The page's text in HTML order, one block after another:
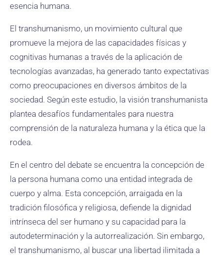
esencia humana.
El transhumanismo, un movimiento cultural que
promueve la mejora de las capacidades físicas y
cognitivas humanas a través de la aplicación de
tecnologías avanzadas, ha generado tanto expectativas
como preocupaciones en diversos ámbitos de la
sociedad. Según este estudio, la visión transhumanista
plantea desafíos fundamentales para nuestra
comprensión de la naturaleza humana y la ética que la
rodea.
En el centro del debate se encuentra la concepción de
la persona humana como una entidad integrada de
cuerpo y alma. Esta concepción, arraigada en la
tradición filosófica y religiosa, defiende la dignidad
intrínseca del ser humano y su capacidad para la
autodeterminación y la autorrealización. Sin embargo,
el transhumanismo, al buscar una libertad ilimitada a